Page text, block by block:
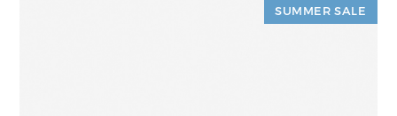
検索
SUMMER SALE